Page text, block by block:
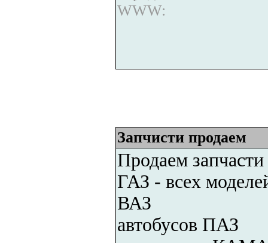
WWW:
Запчисти продаем
Продаем
ГАЗ - всех
ВАЗ
автобусов ПАЗ